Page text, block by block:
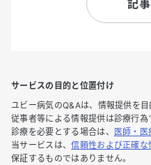
記
サービスの目的と位置付け
ユビー病気のQ&Aは、情報提供を
従事者等による情報提供は診療行為
診療を必要とする場合は、
医師・医
当サービスは、信頼性および正確な
保証するものではありません。